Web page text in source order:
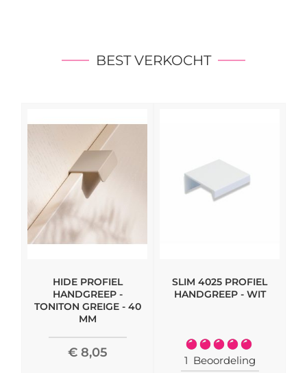
BEST VERKOCHT
HIDE PROFIEL
HANDGREEP -
TONITON GREIGE - 40
MM
€ 8,05
SLIM 4025 PROFIEL
HANDGREEP - WIT
Waardering:
100%
1 Beoordeling